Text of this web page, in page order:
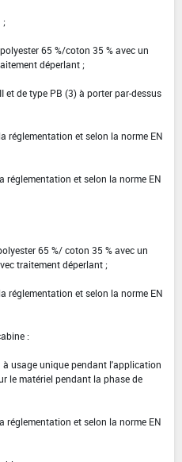
;
65 %/coton 35 % avec un
déperlant ;
et de type PB (3) à porter par-dessus
réglementation et selon la norme EN
réglementation et selon la norme EN
65 %/ coton 35 % avec un
traitement déperlant ;
réglementation et selon la norme EN
:
à usage unique pendant l'application
le matériel pendant la phase de
réglementation et selon la norme EN